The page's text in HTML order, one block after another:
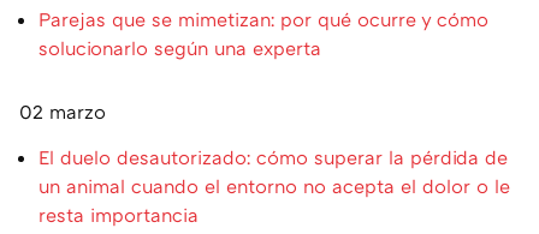
Parejas que se mimetizan: por qué ocurre y cómo
solucionarlo según una experta
02 marzo
El duelo desautorizado: cómo superar la pérdida de
un animal cuando el entorno no acepta el dolor o le
resta importancia